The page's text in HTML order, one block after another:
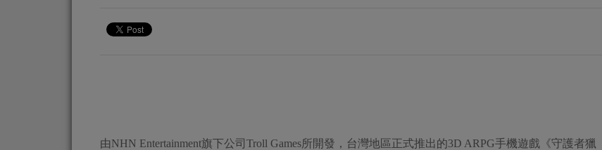
由NHN Entertainment旗下公司Troll Games所開發，台灣地區正式推出的3D ARPG手機遊戲《守護者獵